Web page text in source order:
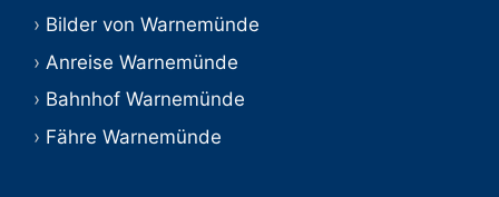
Bilder von Warnemünde
Anreise Warnemünde
Bahnhof Warnemünde
Fähre Warnemünde